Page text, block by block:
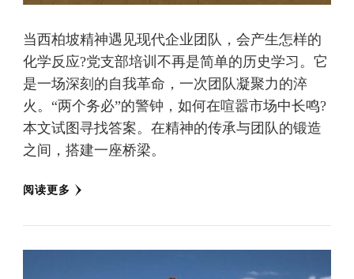
当西柏坡精神遇见现代企业团队，会产生怎样的
化学反应?党支部培训不再是简单的历史学习。它
是一场深刻的自我革命，一次团队凝聚力的淬
火。“两个务必”的警钟，如何在喧嚣市场中长鸣?
本文试图寻找答案。在精神的传承与团队的锻造
之间，搭建一座桥梁。
阅读更多